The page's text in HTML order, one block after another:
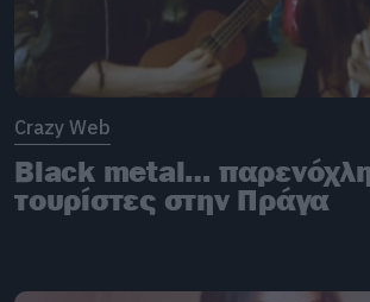
Crazy Web
Black metal…
τουρίστες στην Πράγα